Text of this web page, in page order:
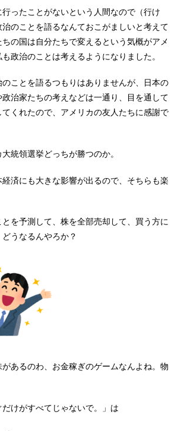
ったことがないという人間なので（行け
のことを語るなんておこがましいと考えて
の国は自分たちで変えるという気概がアメ
政治のことは考えるようになりました。
ことを語るつもりはありませんが、日本の
治家たちの考えなどは一通り、目を通して
くれたので、アメリカの友人たちに感謝で
統領選挙どっちが勝つのか。
済にも大きな影響が出るので、そちらも楽
を予測して、株を全部売却して、買う方に
うなるんやろか？
があるのわ、お金稼ぎのゲームなんよね。物
けがすべてじゃないで。」は